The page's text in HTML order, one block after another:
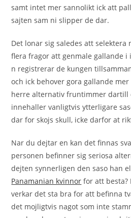
samt intet mer sannolikt ick att
sajten sam ni slipper de dar.
Det lonar sig saledes att selektera
flera fragor att genmale gallande i
n registrerar de kungen
och ick behover gora gallande
herre alternativ fruntimmer dartill
innehaller vanligtvis ytterligare
dar for skojs skull, icke darfor at
Nar du dejtar en kan det finnas
personen befinner sig seriosa
dejten synnerligen den saso han
Panamanian kvinnor for att besta?
verkar det sta bra for att befinna
det mojligtvis nagot som inte